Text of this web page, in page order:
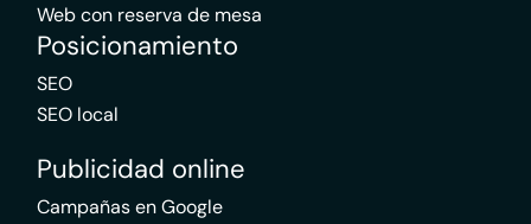
Web con reserva de mesa
Posicionamiento
SEO
SEO local
Publicidad online
Campañas en Google